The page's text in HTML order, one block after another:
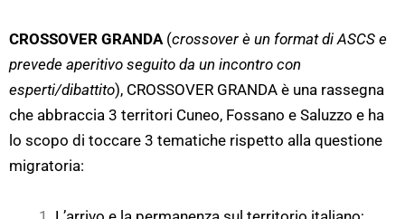
CROSSOVER GRANDA(crossover è un format di ASCS e
prevede aperitivo seguito da un incontro con
esperti/dibattito), CROSSOVER GRANDA è una rassegna
che abbraccia 3 territori Cuneo, Fossano e Saluzzo e ha
lo scopo di toccare 3 tematiche rispetto alla questione
migratoria: